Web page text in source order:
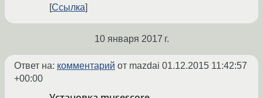
Ссылка
10 января 2017 г.
Ответ на: комментарий от mazdai 01.12.2015 11:42:57
+00:00